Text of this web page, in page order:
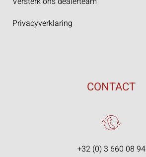
Privacyverklaring
CONTACT
+32 (0) 3 660 08 94